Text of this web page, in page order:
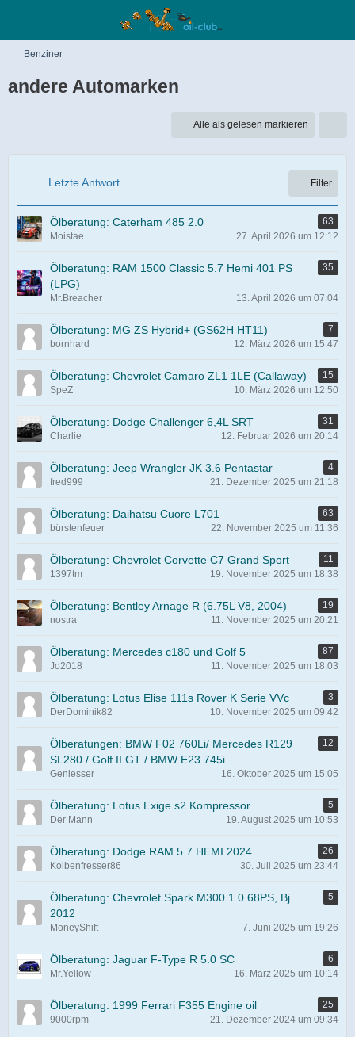
Benziner
andere Automarken
Alle als gelesen markieren
Letzte Antwort Filter
Ölberatung: Caterham 485 2.0
63
Moistae
27. April 2026 um 12:12
Ölberatung: RAM 1500 Classic 5.7 Hemi 401 PS
(LPG)
35
Mr.Breacher 13. April 2026 um 07:04
Ölberatung: MG ZS Hybrid+ (GS62H HT11)
7
bornhard
12. März 2026 um 15:47
Ölberatung: Chevrolet Camaro ZL1 1LE (Callaway)
15
SpeZ
10. März 2026 um 12:50
Ölberatung: Dodge Challenger 6,4L SRT
31
Charlie
12. Februar 2026 um 20:14
Ölberatung: Jeep Wrangler JK 3.6 Pentastar
4
fred999
21. Dezember 2025 um 21:18
Ölberatung: Daihatsu Cuore L701
63
bürstenfeuer
22. November 2025 um 11:36
Ölberatung: Chevrolet Corvette C7 Grand Sport
11
1397tm
19. November 2025 um 18:38
Ölberatung: Bentley Arnage R (6.75L V8, 2004)
19
nostra
11. November 2025 um 20:21
Ölberatung: Mercedes c180 und Golf 5
87
Jo2018
11. November 2025 um 18:03
Ölberatung: Lotus Elise 111s Rover K Serie VVc
3
DerDominik82
10. November 2025 um 09:42
Ölberatungen: BMW F02 760Li/ Mercedes R129
SL280 / Golf II GT / BMW E23 745i
12
Geniesser 16. Oktober 2025 um 15:05
Ölberatung: Lotus Exige s2 Kompressor
5
Der Mann
19. August 2025 um 10:53
Ölberatung: Dodge RAM 5.7 HEMI 2024
26
Kolbenfresser86
30. Juli 2025 um 23:44
Ölberatung: Chevrolet Spark M300 1.0 68PS, Bj.
2012
5
MoneyShift 7. Juni 2025 um 19:26
Ölberatung: Jaguar F-Type R 5.0 SC
6
Mr.Yellow
16. März 2025 um 10:14
Ölberatung: 1999 Ferrari F355 Engine oil
25
9000rpm
21. Dezember 2024 um 09:34